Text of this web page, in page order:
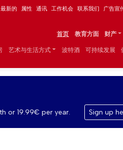
最新的 属性 通讯 工作机会 联系我们 广告宣
首页 教育方面 财产
艺术与生活方式 波特酒 可持续发展
or 19.99€ per year. Sign up